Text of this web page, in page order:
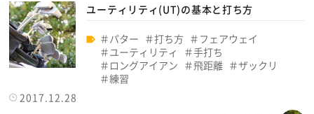
ユーティリティ(UT)の基本と打ち方
パター 打ち方
フェアウェイ
ユーティリティ
手打ち
ロングアイアン
飛距離
ザックリ
練習
2017.12.28